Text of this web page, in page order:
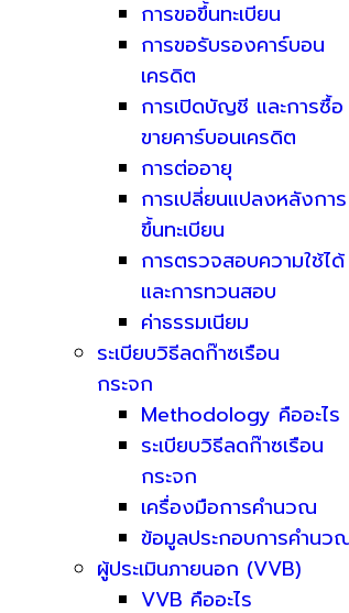
การขอขึ้นทะเบียน
การขอรับรองคาร์บอน
เครดิต
การเปิดบัญชี และการซื้อ
ขายคาร์บอนเครดิต
การต่ออายุ
การเปลี่ยนแปลงหลังการ
ขึ้นทะเบียน
การตรวจสอบความใช้ได้
และการทวนสอบ
ค่าธรรมเนียม
ระเบียบวิธีลดก๊าซเรือน
กระจก
Methodology คืออะไร
ระเบียบวิธีลดก๊าซเรือน
กระจก
เครื่องมือการคำนวณ
ข้อมูลประกอบการคำนว
ผู้ประเมินภายนอก (VVB)
VVB คืออะไร